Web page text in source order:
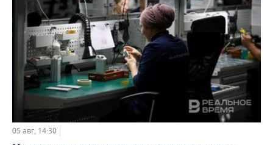
05 авг, 14:30